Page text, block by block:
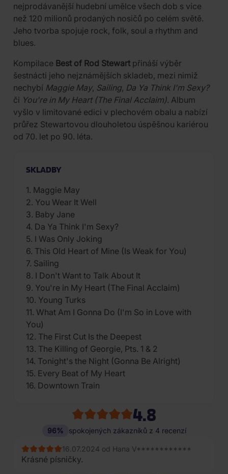
nejprodávanější hudební umělce všech dob s více
než 120 milionů prodaných nosičů po celém světě.
Jeho tvorba spojuje rock, folk, soul a rhythm and
blues.
Kompilace Best of Rod Stewart přináší výběr
šestnácti jeho nejznámějších skladeb, mezi nimiž
nechybí Maggie May, Sailing, Da Ya Think I'm Sexy?
či You're in My Heart (The Final Acclaim). Album
vyšlo v limitované edici v plechovém obalu a nabízí
průřez Stewartovou dlouholetou úspěšnou kariérou
od 70. let po 90. léta.
SKLADBY
1. Maggie May
2. You Wear It Well
3. Baby Jane
4. Da Ya Think I'm Sexy?
5. I Was Only Joking
6. This Old Heart of Mine (Is Weak for You)
7. Sailing
8. I Don't Want to Talk About It
9. You're in My Heart (The Final Acclaim)
10. Young Turks
11. What Am I Gonna Do (I'm So in Love with
You)
12. The First Cut Is the Deepest
13. The Killing of Georgie, Pts. 1 & 2
14. Tonight's the Night (Gonna Be Alright)
15. Every Beat of My Heart
16. Downtown Train
4.8
96% spokojených zákazníků z 4 recenzí
16.07.2024 od Hana V************
Krásné písničky.14.12.2022 od Jana K**********